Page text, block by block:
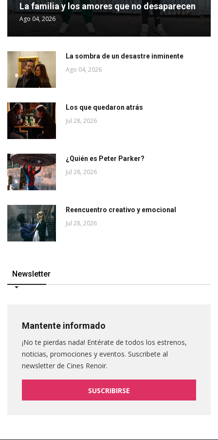
La familia y los amores que no desaparecen
Ago 04, 2026
La sombra de un desastre inminente
Ago 04, 2026
Los que quedaron atrás
Jul 28, 2026
¿Quién es Peter Parker?
Jul 28, 2026
Reencuentro creativo y emocional
Jul 28, 2026
Newsletter
Mantente informado
¡No te pierdas nada! Entérate de todos los estrenos,
noticias, promociones y eventos. Suscribete al
newsletter de Cines Renoir.
SUSCRIBIRSE